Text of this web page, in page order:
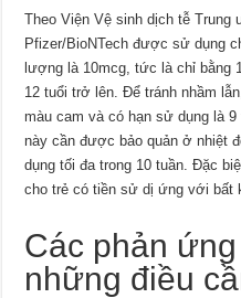
Theo Viện Vệ sinh dịch tễ Trung
Pfizer/BioNTech được sử dụng
lượng là 10mcg, tức là chỉ bằng
12 tuổi trở lên. Để tránh nhầm
màu cam và có hạn sử dụng là
này cần được bảo quản ở nhiệt
dụng tối đa trong 10 tuần. Đặc
cho trẻ có tiền sử dị ứng với bất
Các phản
những điều